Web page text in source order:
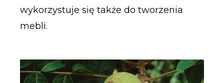
wykorzystuje się także do tworzenia
mebli.